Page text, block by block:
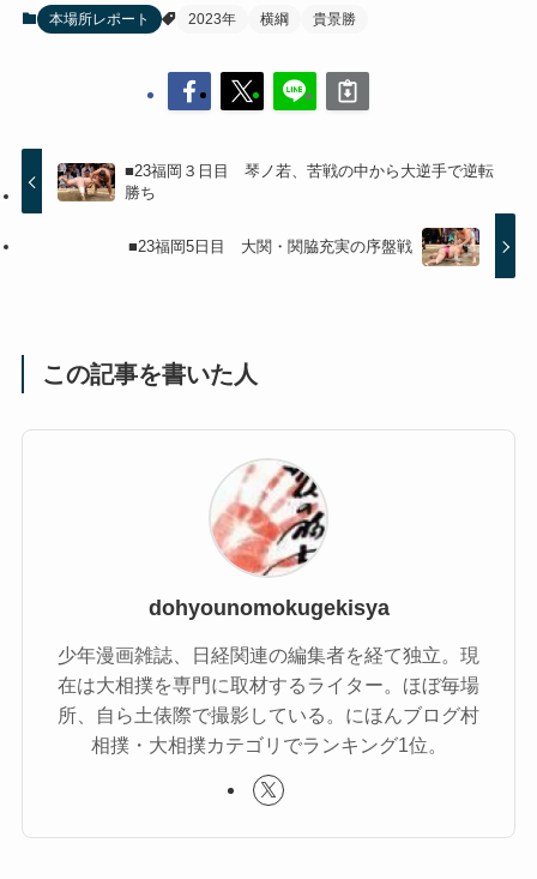
本場所レポート 2023年 横綱 貴景勝
■23福岡３日目 琴ノ若、苦戦の中から大逆手で逆転
勝ち
■23福岡5日目 大関・関脇充実の序盤戦
この記事を書いた人
dohyounomokugekisya
少年漫画雑誌、日経関連の編集者を経て独立。現
在は大相撲を専門に取材するライター。ほぼ毎場
所、自ら土俵際で撮影している。にほんブログ村
相撲・大相撲カテゴリでランキング1位。